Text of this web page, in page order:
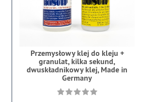
Przemysłowy klej do kleju +
granulat, kilka sekund,
dwuskładnikowy klej, Made in
Germany